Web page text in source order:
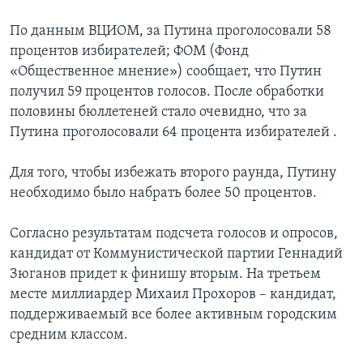
По данным ВЦИОМ, за Путина проголосовали 58
процентов избирателей; ФОМ (Фонд
«Общественное мнение») сообщает, что Путин
получил 59 процентов голосов. После обработки
половины бюллетеней стало очевидно, что за
Путина проголосовали 64 процента избирателей .
Для того, чтобы избежать второго раунда, Путину
необходимо было набрать более 50 процентов.
Согласно результатам подсчета голосов и опросов,
кандидат от Коммунистической партии Геннадий
Зюганов придет к финишу вторым. На третьем
месте миллиардер Михаил Прохоров – кандидат,
поддерживаемый все более активным городским
средним классом.